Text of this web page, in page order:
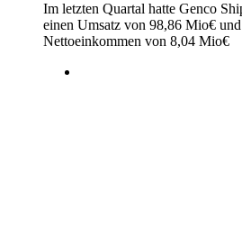
Im letzten Quartal hatte Genco
einen Umsatz von 98,86 Mio€
Nettoeinkommen von 8,04 Mio€